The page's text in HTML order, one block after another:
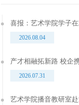
喜报：艺术学院学子
2026.08.04
产才相融拓新路 校企
2026.07.31
艺术学院播音教研室